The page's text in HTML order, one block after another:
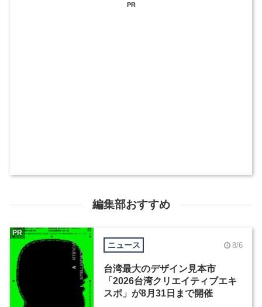
PR
編集部おすすめ
ニュース 8/6
台湾最大のデザイン見本市
「2026台湾クリエイティブエキ
スポ」が8月31日まで開催
PR